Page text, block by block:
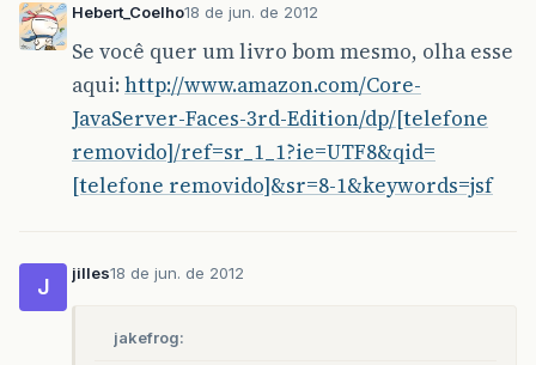
Hebert_Coelho18 de jun. de 2012
Se você quer um livro bom mesmo, olha esse
aqui: http://www.amazon.com/Core-
JavaServer-Faces-3rd-Edition/dp/[telefone
removido]/ref=sr_1_1?ie=UTF8&qid=
[telefone removido]&sr=8-1&keywords=jsf
J
jilles18 de jun. de 2012
jakefrog: